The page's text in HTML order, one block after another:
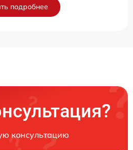
подробнее
консультацию